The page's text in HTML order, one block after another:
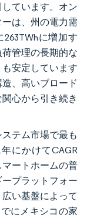
ています。オン
は、州の電力需
263TWhに増加す
管理の長期的な
安定しています
、高いブロード
心から引き続き
テム市場で最も
にかけてCAGR
マートホームの普
プラットフォー
い基盤によって
にメキシコの家